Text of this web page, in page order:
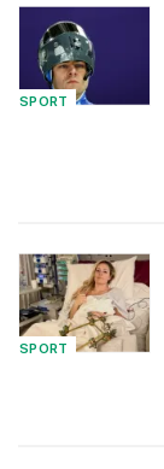
SPORT
SPORT